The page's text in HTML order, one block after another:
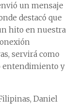
un mensaje
destacó que
hito en nuestra
servirá como
entendimiento y
Daniel